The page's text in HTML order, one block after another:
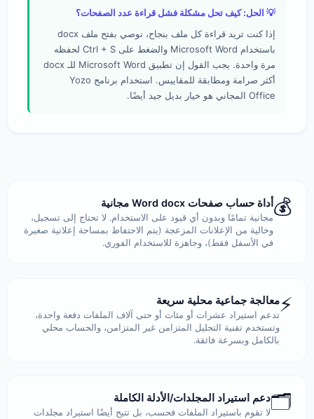
💡 الحل: كيف تحل مشكلة فشل قراءة عدد الصفحات؟
إذا كنت تريد قراءة كل ملف بنجاح، نوصي بفتح ملف docx
باستخدام Microsoft Word والضغط على Ctrl + S لحفظه
مرة واحدة. يجب القول إن تطبيق Microsoft Word للـ docx
أكثر صرامة ومطابقة للمقاييس. استخدام برنامج Yozo
Office المجاني هو خيار بديل جيد أيضًا.
💰أداة حساب صفحات Word docx مجانية
مجانية تمامًا وبدون أي قيود على الاستخدام. لا تحتاج إلى تسجيل،
وخالية من الإعلانات المزعجة (يتم الاحتفاظ بمساحة إعلانية صغيرة
في الأسفل فقط)، وجاهزة للاستخدام الفوري.
⚡معالجة جماعية محلية سريعة
تدعم استيراد عشرات أو مئات أو حتى آلاف الملفات دفعة واحدة،
وتستخدم تقنية التحليل المتزامن غير المتزامن، والحساب محلي
بالكامل وبسرعة فائقة.
🗂️دعم استيراد المجلدات/الأدلة الكاملة
لا تقوم باستيراد الملفات فحسب، بل تتيح أيضًا استيراد مجلدات